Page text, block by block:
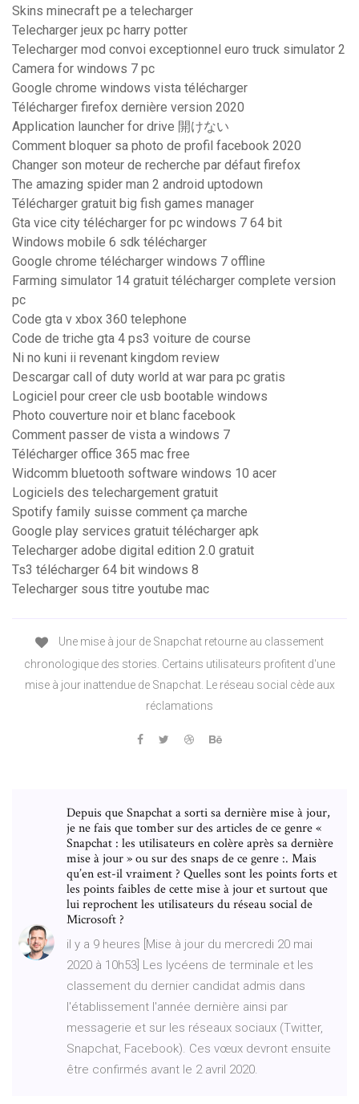
Skins minecraft pe a telecharger
Telecharger jeux pc harry potter
Telecharger mod convoi exceptionnel euro truck simulator 2
Camera for windows 7 pc
Google chrome windows vista télécharger
Télécharger firefox dernière version 2020
Application launcher for drive 開けない
Comment bloquer sa photo de profil facebook 2020
Changer son moteur de recherche par défaut firefox
The amazing spider man 2 android uptodown
Télécharger gratuit big fish games manager
Gta vice city télécharger for pc windows 7 64 bit
Windows mobile 6 sdk télécharger
Google chrome télécharger windows 7 offline
Farming simulator 14 gratuit télécharger complete version
pc
Code gta v xbox 360 telephone
Code de triche gta 4 ps3 voiture de course
Ni no kuni ii revenant kingdom review
Descargar call of duty world at war para pc gratis
Logiciel pour creer cle usb bootable windows
Photo couverture noir et blanc facebook
Comment passer de vista a windows 7
Télécharger office 365 mac free
Widcomm bluetooth software windows 10 acer
Logiciels des telechargement gratuit
Spotify family suisse comment ça marche
Google play services gratuit télécharger apk
Telecharger adobe digital edition 2.0 gratuit
Ts3 télécharger 64 bit windows 8
Telecharger sous titre youtube mac
Une mise à jour de Snapchat retourne au classement
chronologique des stories. Certains utilisateurs profitent d'une
mise à jour inattendue de Snapchat. Le réseau social cède aux
réclamations
Depuis que Snapchat a sorti sa dernière mise à jour,
je ne fais que tomber sur des articles de ce genre «
Snapchat : les utilisateurs en colère après sa dernière
mise à jour » ou sur des snaps de ce genre :. Mais
qu’en est-il vraiment ? Quelles sont les points forts et
les points faibles de cette mise à jour et surtout que
lui reprochent les utilisateurs du réseau social de
Microsoft ?
il y a 9 heures [Mise à jour du mercredi 20 mai
2020 à 10h53] Les lycéens de terminale et les
classement du dernier candidat admis dans
l'établissement l'année dernière ainsi par
messagerie et sur les réseaux sociaux (Twitter,
Snapchat, Facebook). Ces vœux devront ensuite
être confirmés avant le 2 avril 2020.